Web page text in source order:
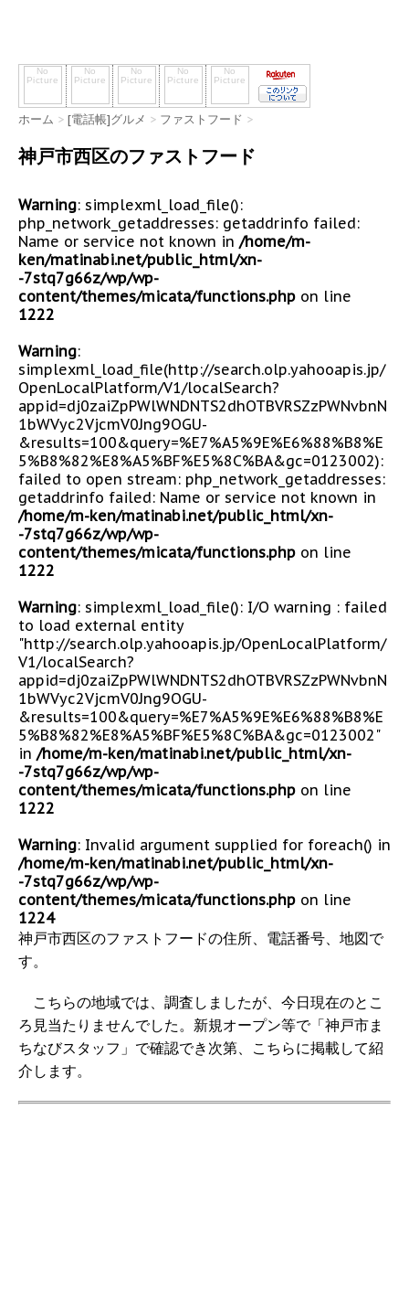
ホーム > [電話帳]グルメ > ファストフード >
神戸市西区のファストフード
Warning: simplexml_load_file():
php_network_getaddresses: getaddrinfo failed:
Name or service not known in /home/m-
ken/matinabi.net/public_html/xn-
-7stq7g66z/wp/wp-
content/themes/micata/functions.php on line
1222
Warning:
simplexml_load_file(http://search.olp.yahooapis.jp/
OpenLocalPlatform/V1/localSearch?
appid=dj0zaiZpPWlWNDNTS2dhOTBVRSZzPWNvbnN
1bWVyc2VjcmV0Jng9OGU-
&results=100&query=%E7%A5%9E%E6%88%B8%E
5%B8%82%E8%A5%BF%E5%8C%BA&gc=0123002):
failed to open stream: php_network_getaddresses:
getaddrinfo failed: Name or service not known in
/home/m-ken/matinabi.net/public_html/xn-
-7stq7g66z/wp/wp-
content/themes/micata/functions.php on line
1222
Warning: simplexml_load_file(): I/O warning : failed
to load external entity
"http://search.olp.yahooapis.jp/OpenLocalPlatform/
V1/localSearch?
appid=dj0zaiZpPWlWNDNTS2dhOTBVRSZzPWNvbnN
1bWVyc2VjcmV0Jng9OGU-
&results=100&query=%E7%A5%9E%E6%88%B8%E
5%B8%82%E8%A5%BF%E5%8C%BA&gc=0123002"
in /home/m-ken/matinabi.net/public_html/xn-
-7stq7g66z/wp/wp-
content/themes/micata/functions.php on line
1222
Warning: Invalid argument supplied for foreach() in
/home/m-ken/matinabi.net/public_html/xn-
-7stq7g66z/wp/wp-
content/themes/micata/functions.php on line
1224
神戸市西区のファストフードの住所、電話番号、地図で
す。
こちらの地域では、調査しましたが、今日現在のとこ
ろ見当たりませんでした。新規オープン等で「神戸市ま
ちなびスタッフ」で確認でき次第、こちらに掲載して紹
介します。